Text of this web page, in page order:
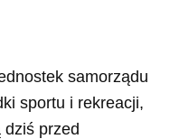
samorządu
sportu i rekreacji,
dziś przed